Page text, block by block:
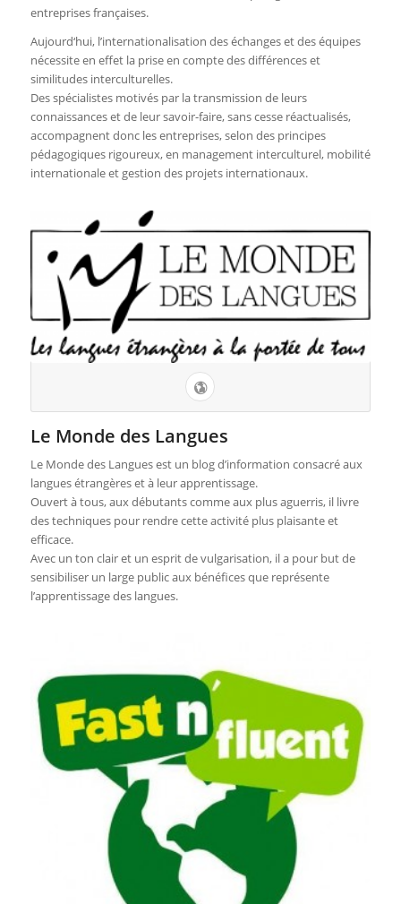
entreprises françaises.
Aujourd‘hui, l’internationalisation des échanges et des équipes
nécessite en effet la prise en compte des différences et
similitudes interculturelles.
Des spécialistes motivés par la transmission de leurs
connaissances et de leur savoir-faire, sans cesse réactualisés,
accompagnent donc les entreprises, selon des principes
pédagogiques rigoureux, en management interculturel, mobilité
internationale et gestion des projets internationaux.
Le Monde des Langues
Le Monde des Langues est un blog d’information consacré aux
langues étrangères et à leur apprentissage.
Ouvert à tous, aux débutants comme aux plus aguerris, il livre
des techniques pour rendre cette activité plus plaisante et
efficace.
Avec un ton clair et un esprit de vulgarisation, il a pour but de
sensibiliser un large public aux bénéfices que représente
l’apprentissage des langues.